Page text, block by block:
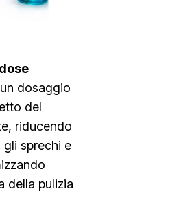
dosaggio
del
riducendo
gli sprechi e
della pulizia